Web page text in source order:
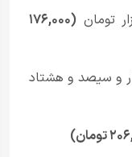
تومان
(۱۷۶,۰۰۰
و سیصد و هشتاد